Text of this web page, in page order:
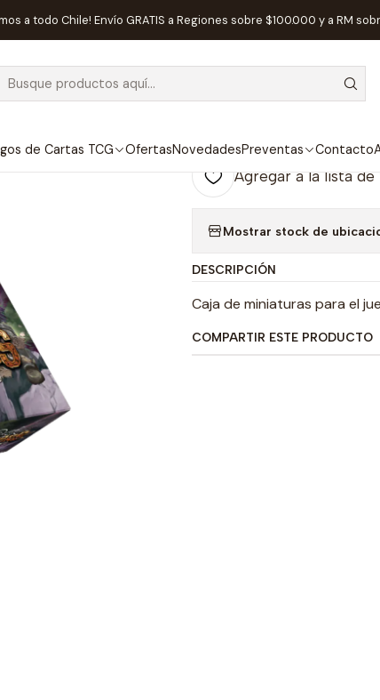
de Cartas TCG OfertasNovedadesPreventas Contacto
a todo Chile! Envío GRATIS a Regiones sobre $100.000 y a RM
Mesa Cooperativos The Path of the Adventurers - Caja
AGOTADO
The Path of
Agregar a la lista
Mostrar stock de
DESCRIPCIÓN
Caja de miniaturas para el
COMPARTIR ESTE PRODUCTO